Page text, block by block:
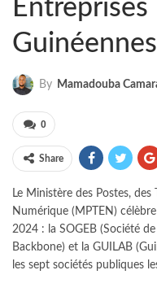
Guinéennes
By Mamadouba
0
Share
Le Ministère des Postes,
Numérique (MPTEN)
2024 : la SOGEB (Société
Backbone) et la GUILAB
les sept sociétés publiques